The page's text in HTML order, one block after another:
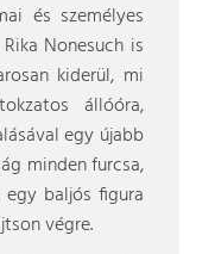
és személyes
Nonesuch is
kiderül, mi
állóóra,
egy újabb
minden furcsa,
baljós figura
végre.